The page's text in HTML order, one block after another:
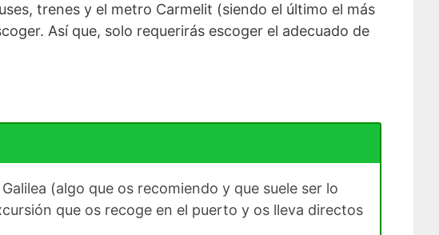
trenes y el metro Carmelit (siendo el último el más
Así que, solo requerirás escoger el adecuado de
(algo que os recomiendo y que suele ser lo
que os recoge en el puerto y os lleva directos